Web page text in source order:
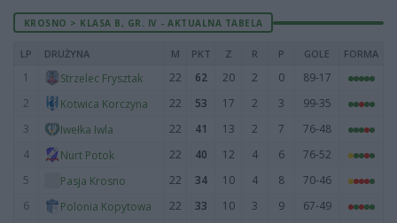
KROSNO > KLASA B, GR. IV - AKTUALNA TABELA
LP DRUŻYNA M PKT Z R P GOLE FORMA
1 Strzelec Frysztak 22 62 20 2 0
89-17
2
Kotwica Korczyna 22 53 17 2 3
99-35
3
Iwełka Iwla 22 41 13 2 7
76-48
4
Nurt Potok 22 40 12 4 6
76-52
5
Pasja Krosno 22 34 10 4 8
70-46
6
Polonia Kopytowa 22 33 10 3 9
67-49